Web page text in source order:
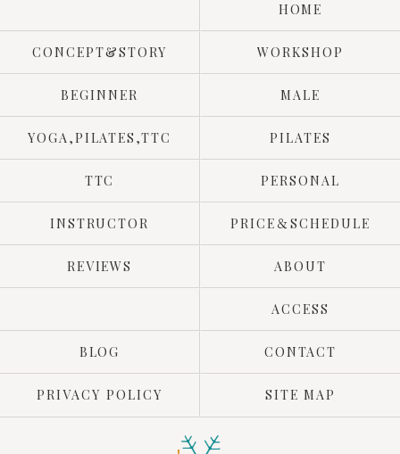
HOME
CONCEPT&STORY WORKSHOP
BEGINNER MALE
YOGA,PILATES,TTC PILATES
TTC PERSONAL
INSTRUCTOR PRICE＆SCHEDULE
REVIEWS ABOUT
ACCESS
BLOG CONTACT
PRIVACY POLICY SITE MAP